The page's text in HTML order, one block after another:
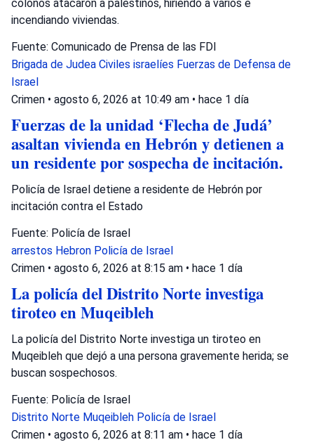
colonos atacaron a palestinos, hiriendo a varios e
incendiando viviendas.
Fuente: Comunicado de Prensa de las FDI
Brigada de Judea Civiles israelíes Fuerzas de Defensa de
Israel
Crimen • agosto 6, 2026 at 10:49 am • hace 1 día
Fuerzas de la unidad ‘Flecha de Judá’
asaltan vivienda en Hebrón y detienen a
un residente por sospecha de incitación.
Policía de Israel detiene a residente de Hebrón por
incitación contra el Estado
Fuente: Policía de Israel
arrestos Hebron Policía de Israel
Crimen • agosto 6, 2026 at 8:15 am • hace 1 día
La policía del Distrito Norte investiga
tiroteo en Muqeibleh
La policía del Distrito Norte investiga un tiroteo en
Muqeibleh que dejó a una persona gravemente herida; se
buscan sospechosos.
Fuente: Policía de Israel
Distrito Norte Muqeibleh Policía de Israel
Crimen • agosto 6, 2026 at 8:11 am • hace 1 día